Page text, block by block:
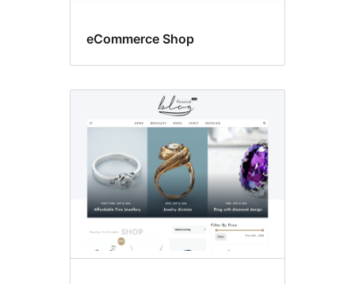
eCommerce Shop